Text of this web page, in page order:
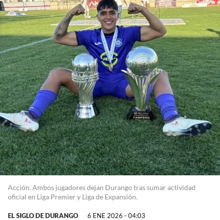
Acción. Ambos jugadores dejan Durango tras sumar actividad
oficial en Liga Premier y Liga de Expansión.
EL SIGLO DE DURANGO 6 ENE 2026 - 04:03